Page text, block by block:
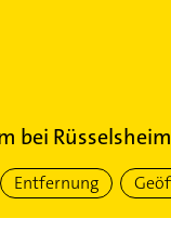
bei Rüsselsheim
Entfernung